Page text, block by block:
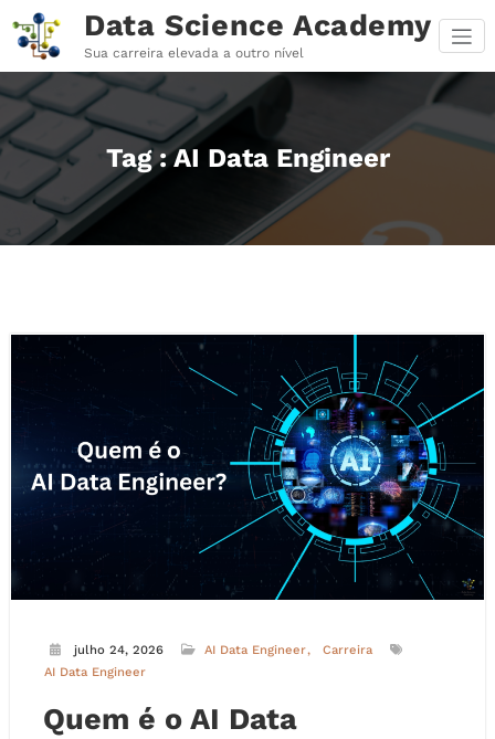
para
conteúdo
Data Science Academy
Sua carreira elevada a outro nível
Tag : AI Data Engineer
julho 24, 2026 AI Data Engineer
Carreira
AI Data Engineer
Quem é o AI Data